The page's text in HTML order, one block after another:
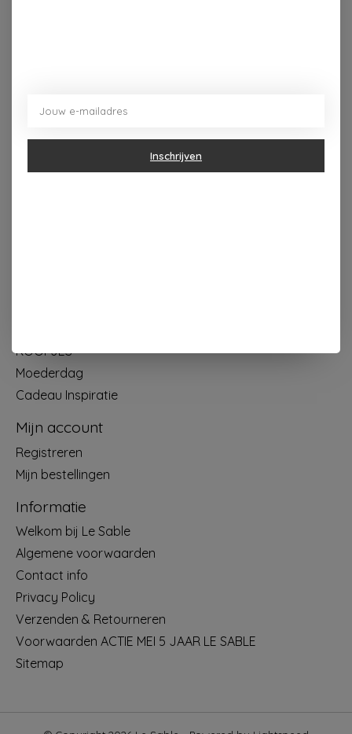
zaterdag 10u - 17u ---zondag maandag gesloten
Categorieën
KOOPJES
Moederdag
Cadeau Inspiratie
Mijn account
Registreren
Mijn bestellingen
Informatie
Welkom bij Le Sable
Algemene voorwaarden
Contact info
Privacy Policy
Verzenden & Retourneren
Voorwaarden ACTIE MEI 5 JAAR LE SABLE
Sitemap
Inschrijven